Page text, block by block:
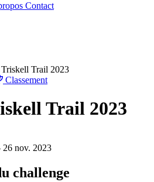
Contact
Trail 2023
Classement
Trail 2023
26 nov. 2023
challenge